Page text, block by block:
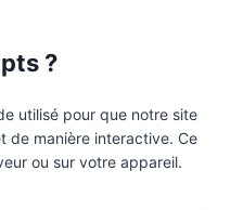
?
utilisé pour que notre site
de manière interactive. Ce
ou sur votre appareil.